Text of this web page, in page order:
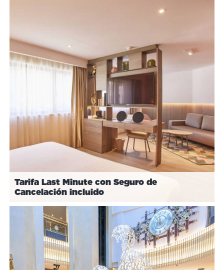
Tarifa Last Minute con Seguro de
Cancelación incluido